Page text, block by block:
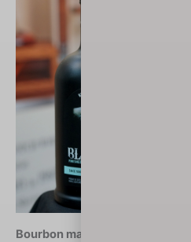
Bourbon marca 2018: Elijah